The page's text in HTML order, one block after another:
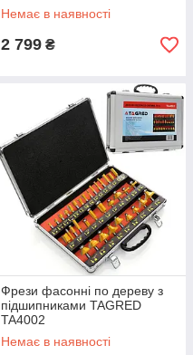
Немає в наявності
2 799 ₴
Фрези фасонні по дереву з
підшипниками TAGRED
TA4002
Немає в наявності